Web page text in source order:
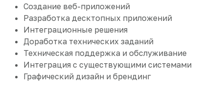
Создание веб-приложений
Разработка десктопных приложений
Интеграционные решения
Доработка технических заданий
Техническая поддержка и обслуживание
Интеграция с существующими системами
Графический дизайн и брендинг